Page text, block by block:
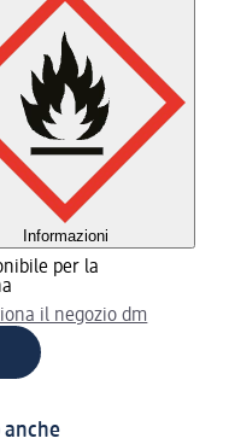
Informazioni
per la
il negozio dm